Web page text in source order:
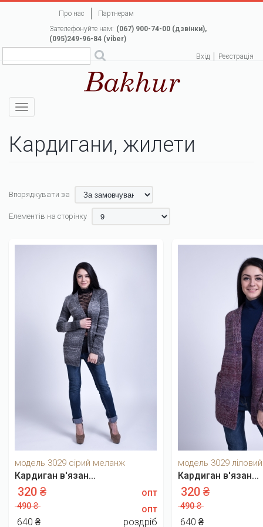
Про нас
Партнерам
Зателефонуйте нам: (067) 900-74-00 (дзвінки),
(095)249-96-84 (viber)
Вхід Реєстрація
Toggle
navigation
Кардигани, жилети
Впорядкувати за
Елементів на сторінку
модель 3029 сірий меланж
Кардиган в'язан...
320 ₴ опт
490 ₴
опт
640 ₴
роздріб
модель 3029
Кардиган в'язан...
320 ₴
490 ₴
640 ₴